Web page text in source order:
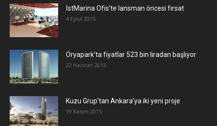
İstMarina Ofis’te lansman öncesi fırsat
4 Eylül 2015
Oryapark’ta fiyatlar 523 bin liradan başlıyor
22 Haziran 2015
​Kuzu Grup’tan Ankara’ya iki yeni proje
19 Kasım 2015